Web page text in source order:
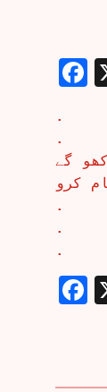
.
.
گے
کرو
.
.
.